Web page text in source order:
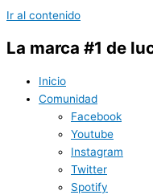
Ir al contenido
La marca #1 de
Inicio
Comunidad
Facebook
Youtube
Instagram
Twitter
Spotify